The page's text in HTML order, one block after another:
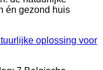
oplossing voor